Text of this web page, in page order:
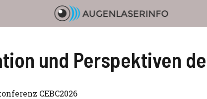
und Perspektiven
CEBC2026